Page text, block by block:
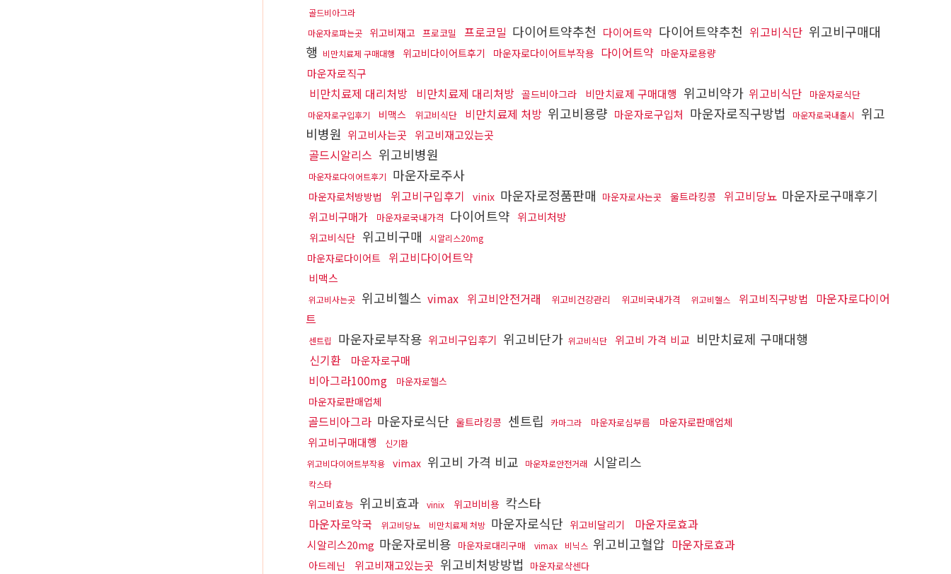
골드비아그라
마운자로파는곳
위고비재고 프로코밀 프로코밀 다이어트약추천 다이어트약 다이어트약추천 위고비식단 위고비구매대
행 비만치료제 구매대행 위고비다이어트후기 마운자로다이어트부작용 다이어트약 마운자로용량
마운자로직구
비만치료제 대리처방 비만치료제 대리처방 골드비아그라 비만치료제 구매대행 위고비약가 위고비식단 마운자로식단
마운자로구입후기 비맥스 위고비식단 비만치료제 처방 위고비용량 마운자로구입처 마운자로직구방법 마운자로국내출시
위고
비병원 위고비사는곳 위고비재고있는곳
골드시알리스 위고비병원
마운자로다이어트후기 마운자로주사
마운자로처방방법 위고비구입후기 vinix 마운자로정품판매 마운자로사는곳 울트라킹콩 위고비당뇨 마운자로구매후기
위고비구매가 마운자로국내가격 다이어트약 위고비처방
위고비식단 위고비구매 시알리스20mg
마운자로다이어트 위고비다이어트약
비맥스
위고비사는곳 위고비헬스 vimax 위고비안전거래 위고비건강관리 위고비국내가격 위고비헬스 위고비직구방법
마운자로다이어
트
센트립 마운자로부작용 위고비구입후기 위고비단가 위고비식단 위고비 가격 비교 비만치료제 구매대행
신기환 마운자로구매
비아그라100mg 마운자로헬스
마운자로판매업체
골드비아그라 마운자로식단 울트라킹콩 센트립 카마그라 마운자로심부름 마운자로판매업체
위고비구매대행
신기환
위고비다이어트부작용
vimax 위고비 가격 비교 마운자로안전거래 시알리스
칵스타
위고비효능 위고비효과 vinix 위고비비용 칵스타
마운자로약국 위고비당뇨 비만치료제 처방 마운자로식단 위고비달리기 마운자로효과
시알리스20mg 마운자로비용 마운자로대리구매 vimax 비닉스 위고비고혈압 마운자로효과
아드레닌 위고비재고있는곳 위고비처방방법
마운자로삭센다